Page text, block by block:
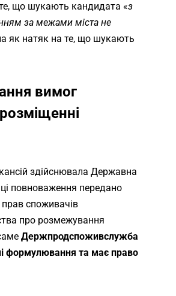
що шукають кандидата «з
за межами міста не
як натяк на те, що шукають
вимог
здійснювала Державна
повноваження передано
прав споживачів
про розмежування
Держпродспоживслужба
формулювання та має право